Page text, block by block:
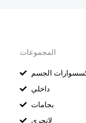
المجموعات
الجسم
داخلي
بجامات
لانجري